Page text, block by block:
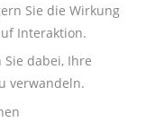
Sie die Wirkung
Interaktion.
dabei, Ihre
verwandeln.